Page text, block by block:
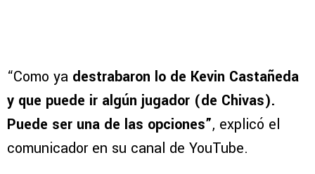
“Como ya destrabaron lo de Kevin Castañeda
y que puede ir algún jugador (de Chivas).
Puede ser una de las opciones”, explicó el
comunicador en su canal de YouTube.